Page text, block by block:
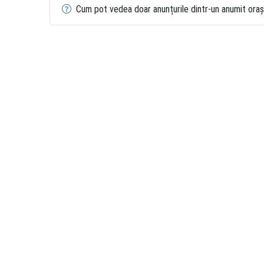
Cum pot vedea doar anunțurile dintr-un anumit